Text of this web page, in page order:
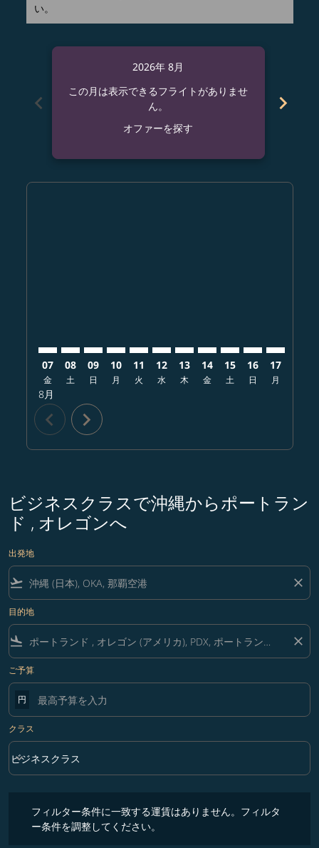
い。
chevron_left
2026年 8月
この月は表示できるフライトがありませ
ん。
オファーを探す
chevron_right
07
金
8月
08
土
09
日
10
月
11
火
12
水
13
木
14
金
15
土
16
日
17
月
chevron_left chevron_right
ビジネスクラスで沖縄からポートラン
ド , オレゴンへ
出発地
flight_takeoff close
目的地
flight_land close
ご予算
円
クラス
クラス option ビジネスクラス Selected
ビジネスクラス
keyboard_arrow_down
フィルター条件に一致する運賃はありません。フィルタ
ー条件を調整してください。